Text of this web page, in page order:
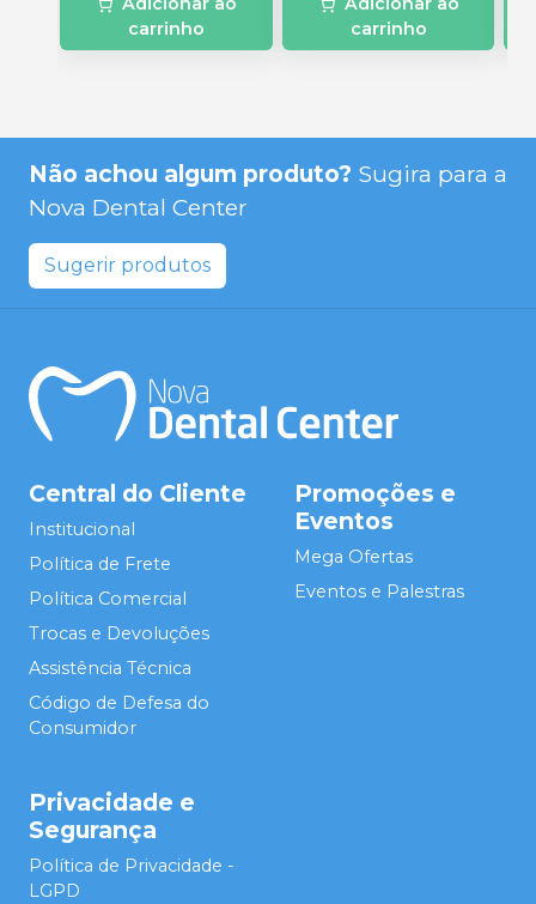
carrinho
carrinho
Não achou algum produto? Sugira para a
Nova Dental Center
Sugerir produtos
Central do Cliente
Institucional
Política de Frete
Política Comercial
Trocas e Devoluções
Assistência Técnica
Código de Defesa do
Consumidor
Promoções e
Eventos
Mega Ofertas
Eventos e Palestras
Privacidade e
Segurança
Política de Privacidade -
LGPD